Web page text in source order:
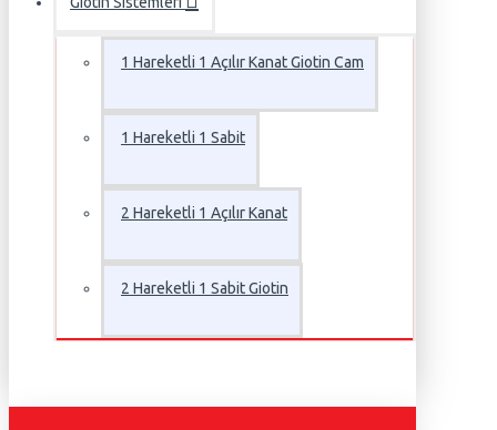
1 Hareketli 1 Açılır Kanat Giotin Cam
1 Hareketli 1 Sabit
2 Hareketli 1 Açılır Kanat
2 Hareketli 1 Sabit Giotin